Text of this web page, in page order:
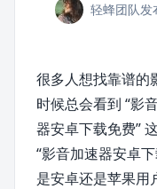
轻蜂团队发
很多人想找靠谱的
时候总会看到 “影
器安卓下载免费”
“影音加速器安卓
是安卓还是苹果用